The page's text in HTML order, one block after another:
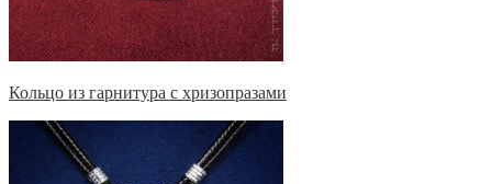
Кольцо из гарнитура с хризопразами